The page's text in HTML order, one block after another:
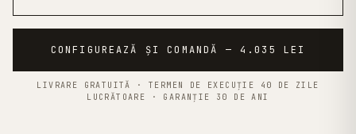
CONFIGUREAZĂ ȘI COMANDĂ — 4.035 LEI
LIVRARE GRATUITĂ · TERMEN DE EXECUȚIE 40 DE ZILE
LUCRĂTOARE · GARANȚIE 30 DE ANI